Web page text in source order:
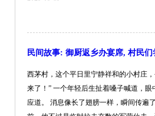
民间故事: 御厨返乡办宴席, 村民
西茅村，这个平日里宁静祥和的小村庄
来了！” 一个年轻后生扯着嗓子喊道，
应道。 消息像长了翅膀一样，瞬间传遍